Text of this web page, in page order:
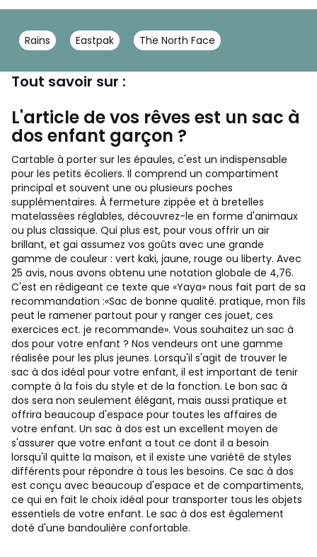
Rains Eastpak The North Face
Tout savoir sur :
L'article de vos rêves est un sac à
dos enfant garçon ?
Cartable à porter sur les épaules, c'est un indispensable
pour les petits écoliers. Il comprend un compartiment
principal et souvent une ou plusieurs poches
supplémentaires. À fermeture zippée et à bretelles
matelassées réglables, découvrez-le en forme d'animaux
ou plus classique. Qui plus est, pour vous offrir un air
brillant, et gai assumez vos goûts avec une grande
gamme de couleur : vert kaki, jaune, rouge ou liberty. Avec
25 avis, nous avons obtenu une notation globale de 4,76.
C'est en rédigeant ce texte que «Yaya» nous fait part de sa
recommandation :«Sac de bonne qualité. pratique, mon fils
peut le ramener partout pour y ranger ces jouet, ces
exercices ect. je recommande». Vous souhaitez un sac à
dos pour votre enfant ? Nos vendeurs ont une gamme
réalisée pour les plus jeunes. Lorsqu'il s'agit de trouver le
sac à dos idéal pour votre enfant, il est important de tenir
compte à la fois du style et de la fonction. Le bon sac à
dos sera non seulement élégant, mais aussi pratique et
offrira beaucoup d'espace pour toutes les affaires de
votre enfant. Un sac à dos est un excellent moyen de
s'assurer que votre enfant a tout ce dont il a besoin
lorsqu'il quitte la maison, et il existe une variété de styles
différents pour répondre à tous les besoins. Ce sac à dos
est conçu avec beaucoup d'espace et de compartiments,
ce qui en fait le choix idéal pour transporter tous les objets
essentiels de votre enfant. Le sac à dos est également
doté d'une bandoulière confortable.